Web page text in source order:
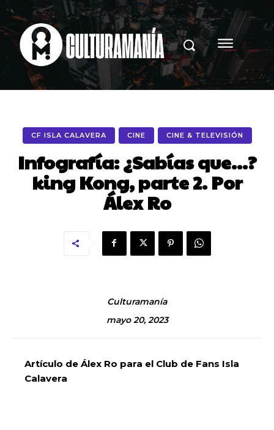
CF ISLA CALAVERA CINE CINE & TELEVISIÓN
Infografía: ¿Sabías que…?
king Kong, parte 2. Por
Álex Ro
Culturamanía
mayo 20, 2023
Artículo de Álex Ro para el Club de Fans Isla
Calavera